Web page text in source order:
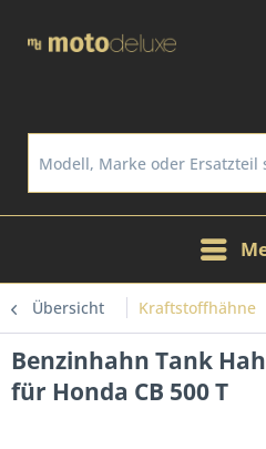
Übersicht Kraftstoffhähne
Benzinhahn Tank
für Honda CB 500 T